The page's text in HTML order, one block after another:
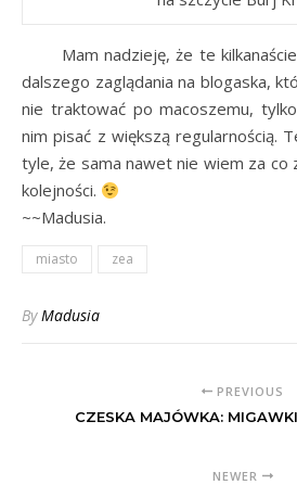
Mam nadzieję, że te kilkanaście
dalszego zaglądania na blogaska,
nie traktować po macoszemu,
nim pisać z większą regularnością.
tyle, że sama nawet nie wiem za co
kolejności.
~~Madusia.
miasto zea
ByMadusia
PREVIOUS
CZESKA MAJÓWKA:
NEWER